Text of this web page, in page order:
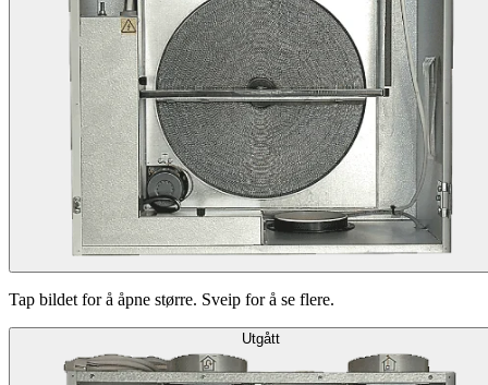
Tap bildet for å åpne større. Sveip for å se flere.
Utgått